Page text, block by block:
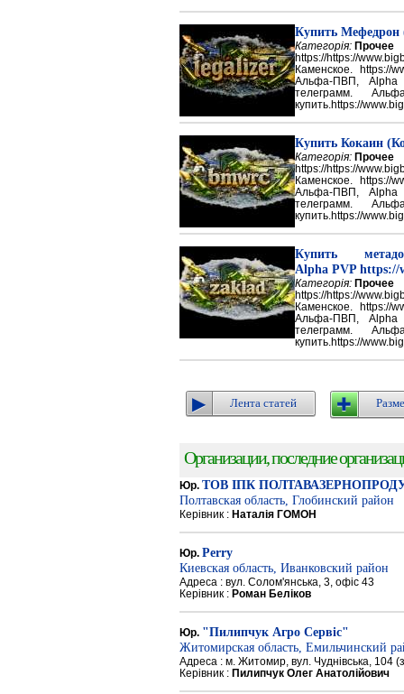
Купить
Категорія: Прочее
https://https://
Каменское. https://
Альфа-ПВП, Alpha
телеграмм.
купить.https://
Купить Кокаин
Категорія: Прочее
https://https://
Каменское. https://
Альфа-ПВП, Alpha
телеграмм.
купить.https://
Купить
Alpha PVP https://
Категорія: Прочее
https://https://
Каменское. https://
Альфа-ПВП, Alpha
телеграмм.
купить.https://
Лента статей
Организации, последние
Юр. ТОВ ІПК
Полтавская область, Глобинский район
Керівник : Наталія ГОМОН
Юр. Perry
Киевская область, Иванковский район
Адреса : вул. Солом'янська, 3, офіс 43
Керівник : Роман Беліков
Юр. "Пилипчук Агро Сервіс"
Житомирская область, Емильчинский
Адреса : м. Житомир, вул. Чуднівська, 104
Керівник : Пилипчук Олег Анатолійович